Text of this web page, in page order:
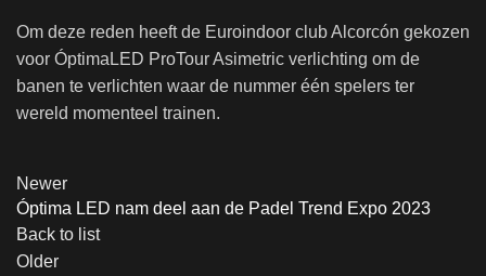
Om deze reden heeft de Euroindoor club Alcorcón gekozen
voor ÓptimaLED ProTour Asimetric verlichting om de
banen te verlichten waar de nummer één spelers ter
wereld momenteel trainen.
Newer
Óptima LED nam deel aan de Padel Trend Expo 2023
Back to list
Older